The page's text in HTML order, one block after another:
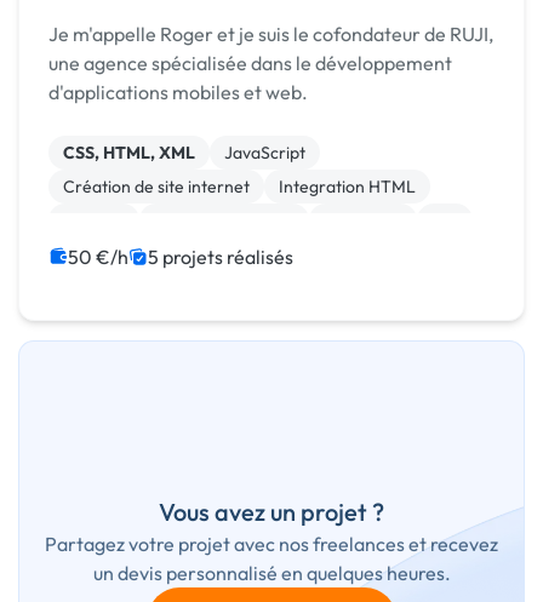
Je m'appelle Roger et je suis le cofondateur de RUJI,
une agence spécialisée dans le développement
d'applications mobiles et web.
CSS, HTML, XML
JavaScript
Création de site internet
Integration HTML
Application Meta
Back-end
50 €/h 5 projets réalisés
Vous avez un projet ?
Partagez votre projet avec nos freelances et recevez
un devis personnalisé en quelques heures.